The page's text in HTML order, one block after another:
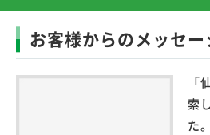
お客様からのメッセー
索
た